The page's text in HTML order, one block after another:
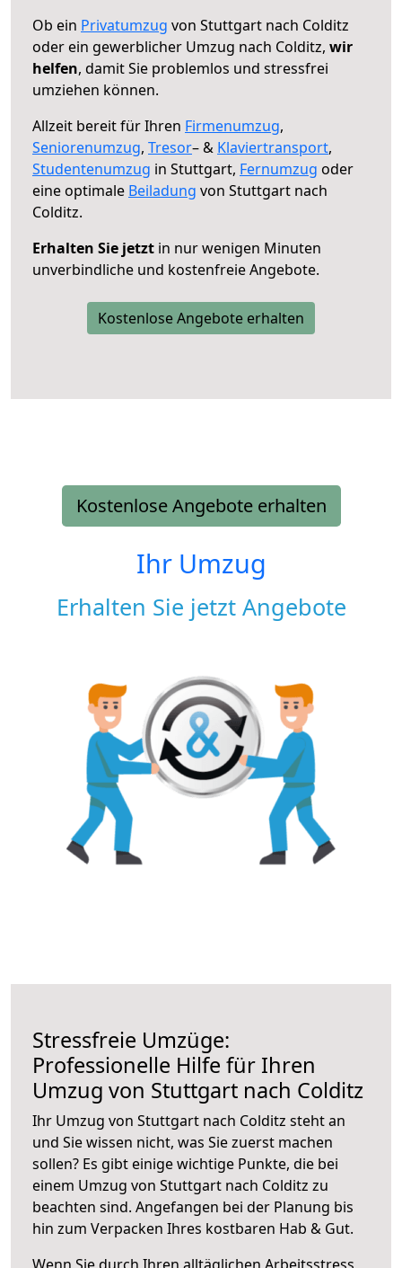
Ob ein Privatumzug von Stuttgart nach Colditz
oder ein gewerblicher Umzug nach Colditz, wir
helfen, damit Sie problemlos und stressfrei
umziehen können.
Allzeit bereit für Ihren Firmenumzug,
Seniorenumzug, Tresor– & Klaviertransport,
Studentenumzug in Stuttgart, Fernumzug oder
eine optimale Beiladung von Stuttgart nach
Colditz.
Erhalten Sie jetzt in nur wenigen Minuten
unverbindliche und kostenfreie Angebote.
Kostenlose Angebote erhalten
Kostenlose Angebote erhalten
Ihr Umzug
Erhalten Sie jetzt Angebote
Stressfreie Umzüge:
Professionelle Hilfe für Ihren
Umzug von Stuttgart nach Colditz
Ihr Umzug von Stuttgart nach Colditz steht an
und Sie wissen nicht, was Sie zuerst machen
sollen? Es gibt einige wichtige Punkte, die bei
einem Umzug von Stuttgart nach Colditz zu
beachten sind. Angefangen bei der Planung bis
hin zum Verpacken Ihres kostbaren Hab & Gut.